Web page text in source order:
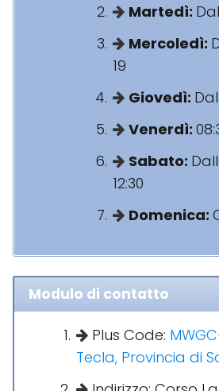
Martedì:
Mercoledì:
19
Giovedì:
Venerdì:
Sabato:
12:30
Domenica:
Modulo di contatto
Plus Code:
Tecla, Provincia di